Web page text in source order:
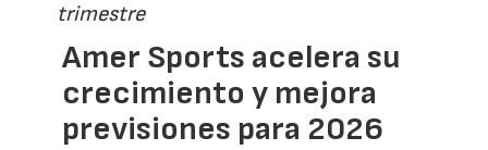
trimestre
Amer Sports acelera su
crecimiento y mejora
previsiones para 2026